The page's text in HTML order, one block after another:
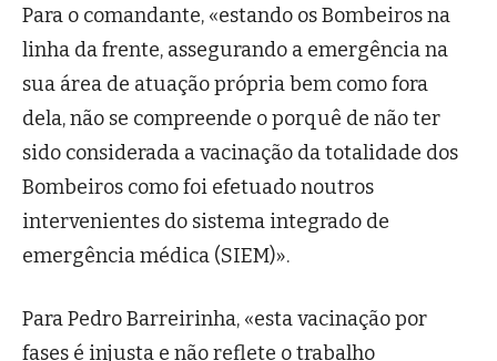
Para o comandante, «estando os Bombeiros na
linha da frente, assegurando a emergência na
sua área de atuação própria bem como fora
dela, não se compreende o porquê de não ter
sido considerada a vacinação da totalidade dos
Bombeiros como foi efetuado noutros
intervenientes do sistema integrado de
emergência médica (SIEM)».
Para Pedro Barreirinha, «esta vacinação por
fases é injusta e não reflete o trabalho